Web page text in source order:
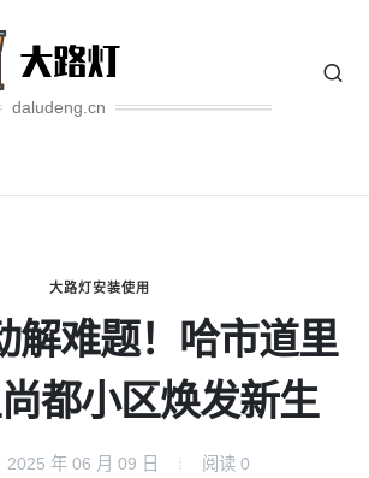
daludeng.cn
大路灯安装使用
解难题！哈市道里
都小区焕发新生
2025 年 06 月 09 日 阅读 0